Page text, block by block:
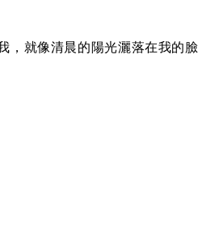
，就像清晨的陽光灑落在我的臉